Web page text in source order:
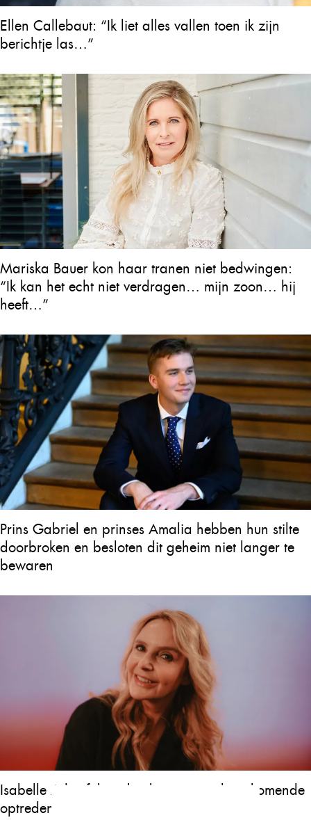
Ellen Callebaut: “Ik liet alles vallen toen ik zijn
berichtje las…”
Mariska Bauer kon haar tranen niet bedwingen:
“Ik kan het echt niet verdragen… mijn zoon… hij
heeft…”
Prins Gabriel en prinses Amalia hebben hun stilte
doorbroken en besloten dit geheim niet langer te
bewaren
Isabelle A heeft borstkanker en annuleert komende
optredens: “Het is heel erg”